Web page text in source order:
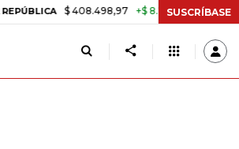
$ 408.498,97 +$ 8.753,81 +2,19% TASA
SUSCRÍBASE